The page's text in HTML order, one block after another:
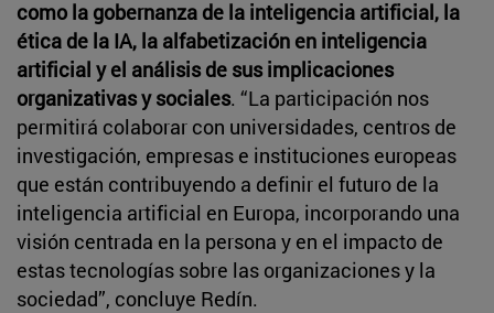
como la gobernanza de la inteligencia artificial, la
ética de la IA, la alfabetización en inteligencia
artificial y el análisis de sus implicaciones
organizativas y sociales. “La participación nos
permitirá colaborar con universidades, centros de
investigación, empresas e instituciones europeas
que están contribuyendo a definir el futuro de la
inteligencia artificial en Europa, incorporando una
visión centrada en la persona y en el impacto de
estas tecnologías sobre las organizaciones y la
sociedad”, concluye Redín.